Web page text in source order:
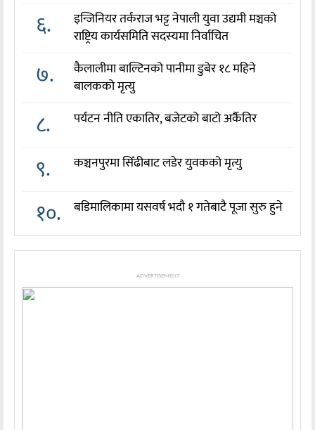
६.
इन्जिनियर तर्कराज भट्ट नेपाली युवा उद्यमी मञ्चको
राष्ट्रिय कार्यसमिति सदस्यमा निर्वाचित
७.
कैलालीमा बाल्टिनको पानीमा डुबेर १८ महिने
बालकको मृत्यु
८. पर्यटन नीति एकातिर, बजेटको बाटो अर्कैतिर
९. कञ्चनपुरमा सिँढीबाट लडेर युवकको मृत्यु
१०. बडिमालिकामा यसवर्ष भदौ १ गतेबाटै पूजा सुरु हुने
ADVERTISEMENT